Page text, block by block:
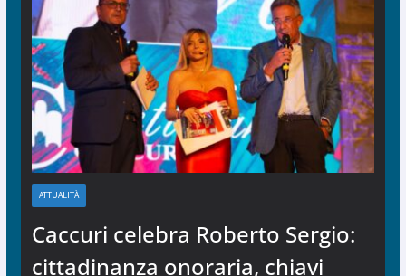
ATTUALITÀ
Caccuri celebra Roberto Sergio:
cittadinanza onoraria, chiavi